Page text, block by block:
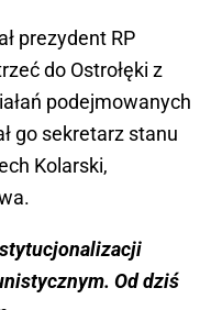
prezydent RP
do Ostrołęki z
podejmowanych
go sekretarz stanu
Kolarski,
Od dziś